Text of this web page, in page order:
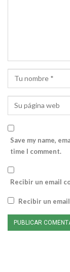
Save my name,
time I comment.
Recibir un email
Recibir un